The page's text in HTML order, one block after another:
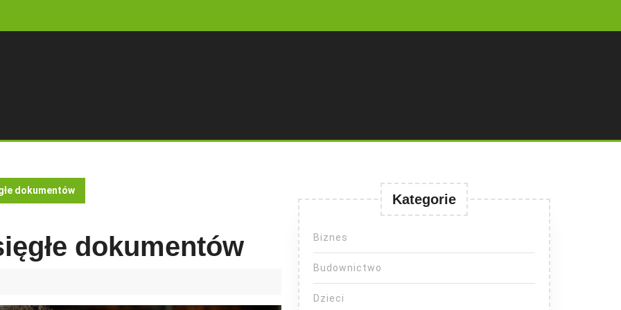
dokumentów
dokumentów
Kategorie
Biznes
Budownictwo
Dzieci